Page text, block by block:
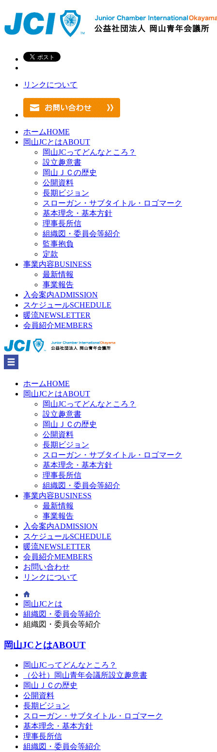
リンクについて
ホームHOME
岡山JCとはABOUT
岡山JCってどんなところ？
設立趣意書
岡山ＪＣの歴史
公開資料
長期ビジョン
スローガン・サブタイトル・ロゴマーク
基本理念・基本方針
理事長所信
組織図・委員会等紹介
監事抱負
定款
事業内容BUSINESS
最新情報
事業報告
入会案内ADMISSION
スケジュールSCHEDULE
暖流NEWSLETTER
会員紹介MEMBERS
ホームHOME
岡山JCとはABOUT
岡山JCってどんなところ？
設立趣意書
岡山ＪＣの歴史
公開資料
長期ビジョン
スローガン・サブタイトル・ロゴマーク
基本理念・基本方針
理事長所信
組織図・委員会等紹介
事業内容BUSINESS
最新情報
事業報告
入会案内ADMISSION
スケジュールSCHEDULE
暖流NEWSLETTER
会員紹介MEMBERS
お問い合わせ
リンクについて
岡山JCとは
組織図・委員会等紹介
組織図・委員会等紹介
岡山JCとはABOUT
岡山JCってどんなところ？
（公社）岡山青年会議所設立趣意書
岡山ＪＣの歴史
公開資料
長期ビジョン
スローガン・サブタイトル・ロゴマーク
基本理念・基本方針
理事長所信
組織図・委員会等紹介